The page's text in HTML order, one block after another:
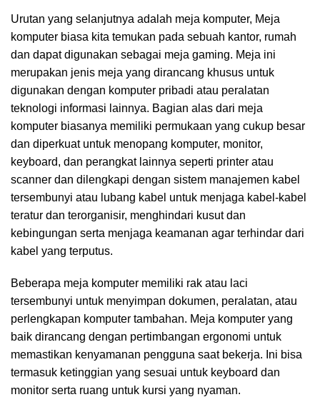
Urutan yang selanjutnya adalah meja komputer, Meja
komputer biasa kita temukan pada sebuah kantor, rumah
dan dapat digunakan sebagai meja gaming. Meja ini
merupakan jenis meja yang dirancang khusus untuk
digunakan dengan komputer pribadi atau peralatan
teknologi informasi lainnya. Bagian alas dari meja
komputer biasanya memiliki permukaan yang cukup besar
dan diperkuat untuk menopang komputer, monitor,
keyboard, dan perangkat lainnya seperti printer atau
scanner dan dilengkapi dengan sistem manajemen kabel
tersembunyi atau lubang kabel untuk menjaga kabel-kabel
teratur dan terorganisir, menghindari kusut dan
kebingungan serta menjaga keamanan agar terhindar dari
kabel yang terputus.
Beberapa meja komputer memiliki rak atau laci
tersembunyi untuk menyimpan dokumen, peralatan, atau
perlengkapan komputer tambahan. Meja komputer yang
baik dirancang dengan pertimbangan ergonomi untuk
memastikan kenyamanan pengguna saat bekerja. Ini bisa
termasuk ketinggian yang sesuai untuk keyboard dan
monitor serta ruang untuk kursi yang nyaman.